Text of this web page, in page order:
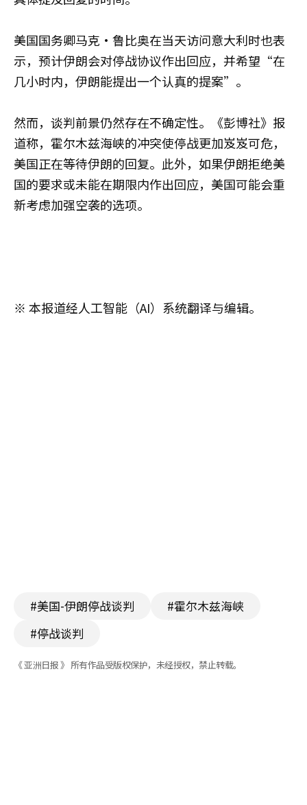
美国国务卿马克·鲁比奥在当天访问意大利时也表
示，预计伊朗会对停战协议作出回应，并希望“在
几小时内，伊朗能提出一个认真的提案”。
然而，谈判前景仍然存在不确定性。《彭博社》报
道称，霍尔木兹海峡的冲突使停战更加岌岌可危，
美国正在等待伊朗的回复。此外，如果伊朗拒绝美
国的要求或未能在期限内作出回应，美国可能会重
新考虑加强空袭的选项。
※ 本报道经人工智能（AI）系统翻译与编辑。
#美国-伊朗停战谈判
#霍尔木兹海峡
#停战谈判
《 亚洲日报 》 所有作品受版权保护，未经授权，禁止转载。